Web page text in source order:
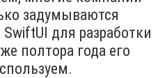
задумываются
SwiftUI для разработки
полтора года его